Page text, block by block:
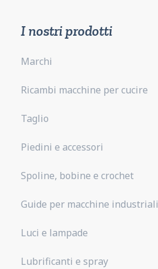
I nostri prodotti
Marchi
Ricambi macchine per cucire
Taglio
Piedini e accessori
Spoline, bobine e crochet
Guide per macchine industriali
Luci e lampade
Lubrificanti e spray